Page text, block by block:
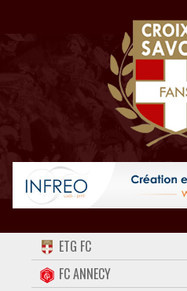
ACCUEIL
FORUM
ETG FC
FC ANNECY